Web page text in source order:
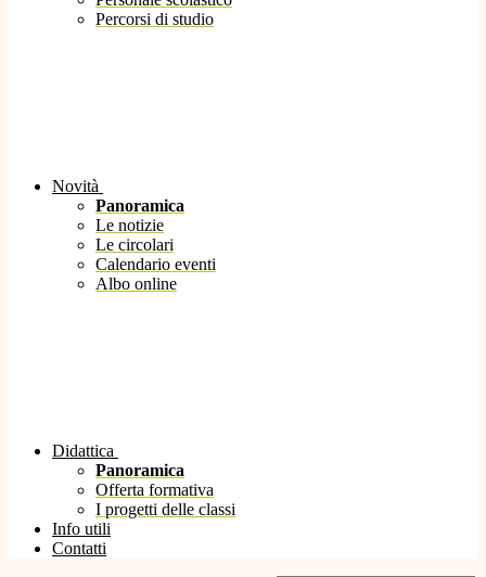
Percorsi di studio
Novità
Panoramica
Le notizie
Le circolari
Calendario eventi
Albo online
Didattica
Panoramica
Offerta formativa
I progetti delle classi
Info utili
Contatti